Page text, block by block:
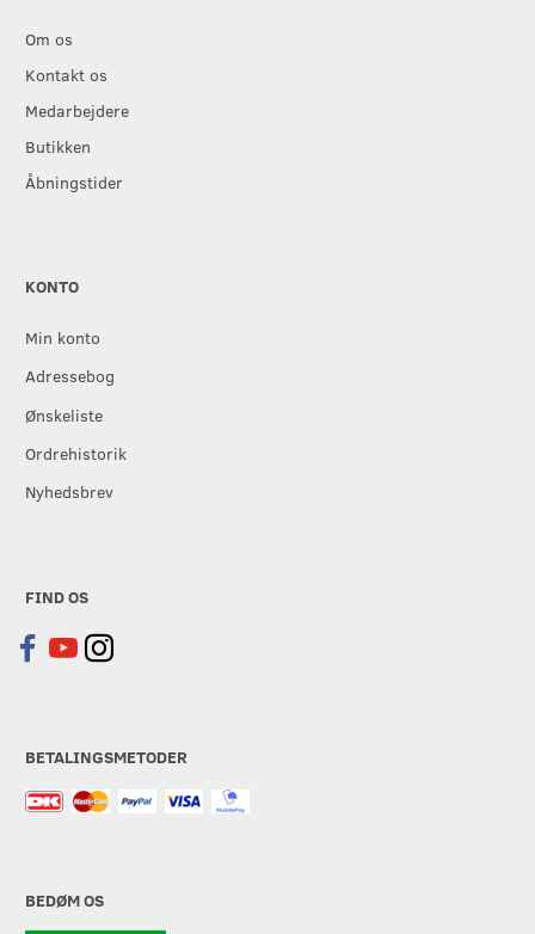
Om os
Kontakt os
Medarbejdere
Butikken
Åbningstider
KONTO
Min konto
Adressebog
Ønskeliste
Ordrehistorik
Nyhedsbrev
FIND OS
BETALINGSMETODER
BEDØM OS